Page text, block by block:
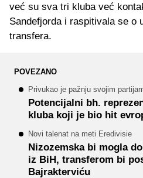
već su sva tri kluba već
Sandefjorda i raspitivala se o
transfera.
POVEZANO
Privukao je pažnju svojim
Potencijalni bh.
kluba koji je bio hit
Novi talenat na meti Eredivisie
Nizozemska bi mogla
iz BiH, transferom bi
Bajrakterviću